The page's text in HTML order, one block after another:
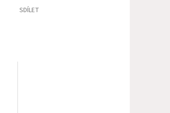
SDÍLET